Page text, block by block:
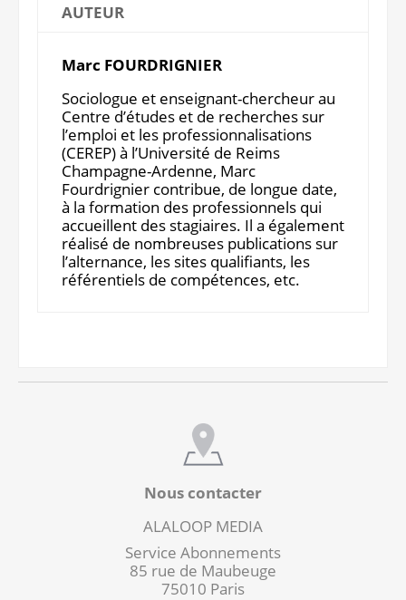
AUTEUR
Marc FOURDRIGNIER
Sociologue et enseignant-chercheur au
Centre d’études et de recherches sur
l’emploi et les professionnalisations
(CEREP) à l’Université de Reims
Champagne-Ardenne, Marc
Fourdrignier contribue, de longue date,
à la formation des professionnels qui
accueillent des stagiaires. Il a également
réalisé de nombreuses publications sur
l’alternance, les sites qualifiants, les
référentiels de compétences, etc.
Nous contacter
ALALOOP MEDIA
Service Abonnements
85 rue de Maubeuge
75010 Paris